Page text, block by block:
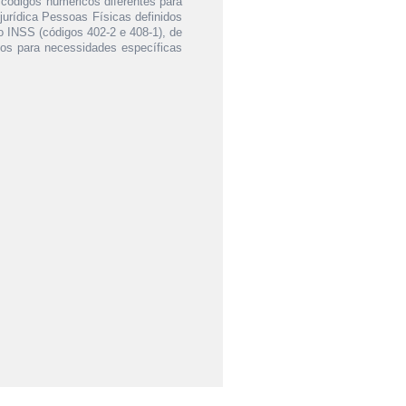
Pessoas Físicas definidos
INSS (códigos 402-2 e 408-1), de
para necessidades específicas